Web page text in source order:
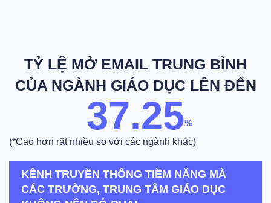
TỶ LỆ MỞ EMAIL TRUNG BÌNH
CỦA NGÀNH GIÁO DỤC LÊN ĐẾN
37.25%
(*Cao hơn rất nhiều so với các ngành khác)
KÊNH TRUYỀN THÔNG TIỀM NĂNG MÀ
CÁC TRƯỜNG, TRUNG TÂM GIÁO DỤC